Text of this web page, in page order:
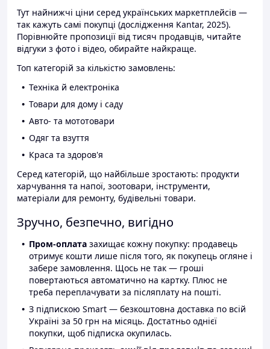
Тут найнижчі ціни серед українських маркетплейсів —
так кажуть самі покупці (дослідження Kantar, 2025).
Порівнюйте пропозиції від тисяч продавців, читайте
відгуки з фото і відео, обирайте найкраще.
Топ категорій за кількістю замовлень:
Техніка й електроніка
Товари для дому і саду
Авто- та мототовари
Одяг та взуття
Краса та здоров'я
Серед категорій, що найбільше зростають: продукти
харчування та напої, зоотовари, інструменти,
матеріали для ремонту, будівельні товари.
Зручно, безпечно, вигідно
Пром-оплата захищає кожну покупку: продавець
отримує кошти лише після того, як покупець огляне і
забере замовлення. Щось не так — гроші
повертаються автоматично на картку. Плюс не
треба переплачувати за післяплату на пошті.
З підпискою Smart — безкоштовна доставка по всій
Україні за 50 грн на місяць. Достатньо однієї
покупки, щоб підписка окупилась.